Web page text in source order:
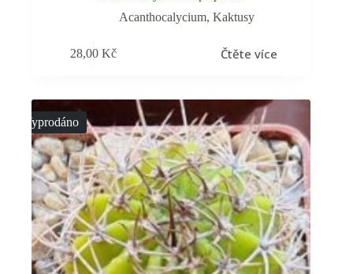
Acanthocalycium,Kaktusy
28,00Kč Čtěte více
Vyprodáno